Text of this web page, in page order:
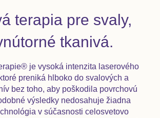
terapia pre svaly,
tkanivá.
je vysoká intenzita laserového
preniká hlboko do svalových a
bez toho, aby poškodila povrchovú
výsledky nedosahuje žiadna
v súčasnosti celosvetovo